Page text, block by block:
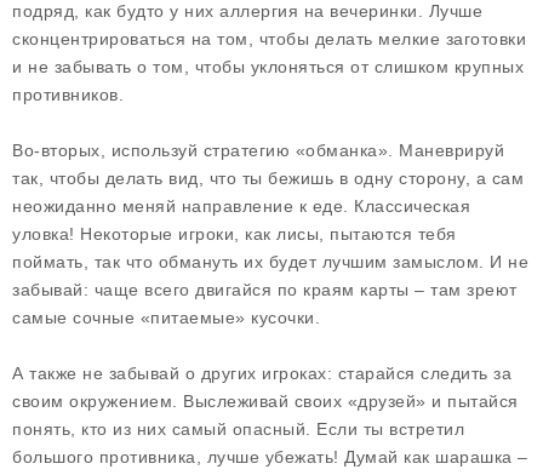
подряд, как будто у них аллергия на вечеринки. Лучше
сконцентрироваться на том, чтобы делать мелкие заготовки
и не забывать о том, чтобы уклоняться от слишком крупных
противников.
Во-вторых, используй стратегию «обманка». Маневрируй
так, чтобы делать вид, что ты бежишь в одну сторону, а сам
неожиданно меняй направление к еде. Классическая
уловка! Некоторые игроки, как лисы, пытаются тебя
поймать, так что обмануть их будет лучшим замыслом. И не
забывай: чаще всего двигайся по краям карты – там зреют
самые сочные «питаемые» кусочки.
А также не забывай о других игроках: старайся следить за
своим окружением. Выслеживай своих «друзей» и пытайся
понять, кто из них самый опасный. Если ты встретил
большого противника, лучше убежать! Думай как шарашка –